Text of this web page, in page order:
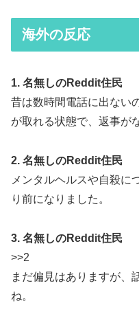
海外の反応
1. 名無しのReddit住民
昔は数時間電話に出ない
が取れる状態で、返事が
2. 名無しのReddit住民
メンタルヘルスや自殺に
り前になりました。
3. 名無しのReddit住民
>>2
まだ偏見はありますが、
ね。